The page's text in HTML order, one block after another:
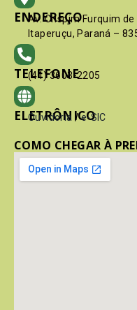
ENDEREÇO
Av. Crispim Furquim
Itaperuçu, Paraná –
TELEFONE
(41) 3603-2205
ELETRÔNICO
Ouvidoria / e-SIC
COMO CHEGAR À